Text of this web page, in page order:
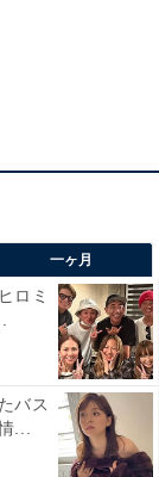
一ヶ月
ロミ
バス
...